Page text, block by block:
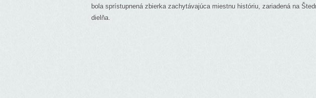
bola sprístupnená zbierka zachytávajúca miestnu históriu, zariadená na
dielňa.